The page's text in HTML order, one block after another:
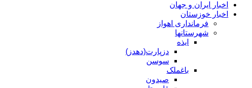
اخبار ایران و جهان
اخبار خوزستان
فرمانداری اهواز
شهرستانها
ایذه
دزپارت(دهدز)
سوسن
باغملک
صیدون